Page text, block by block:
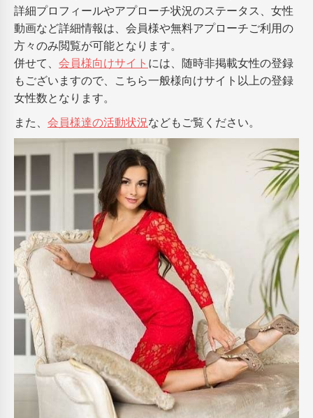
詳細プロフィールやアプローチ状況のステータス、女性
動画など詳細情報は、会員様や無料アプローチご利用の
方々のみ閲覧が可能となります。
併せて、 会員様向けサイト には、随時非掲載女性の登録
もございますので、こちら一般様向けサイト以上の登録
女性数となります。
また、 会員様達の活動状況などもご覧ください。